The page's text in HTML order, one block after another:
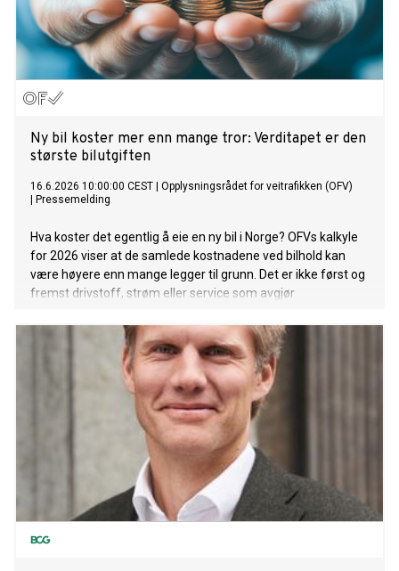
Ny bil koster mer enn mange tror: Verditapet er den
største bilutgiften
16.6.2026 10:00:00 CEST
Opplysningsrådet for veitrafikken (OFV)
Pressemelding
Hva koster det egentlig å eie en ny bil i Norge? OFVs kalkyle
for 2026 viser at de samlede kostnadene ved bilhold kan
være høyere enn mange legger til grunn. Det er ikke først og
fremst drivstoff, strøm eller service som avgjør